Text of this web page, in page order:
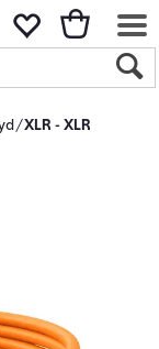
XLR - XLR